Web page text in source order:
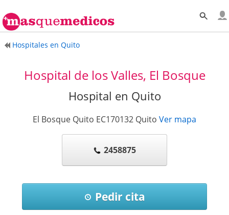
Hospitales en Quito
Hospital de los Valles, El Bosque
Hospital en Quito
El Bosque Quito EC170132 Quito Ver mapa
2458875
Pedir cita